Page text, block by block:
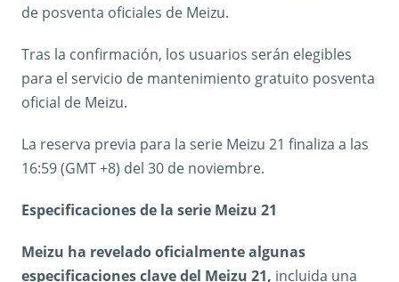
de posventa oficiales de Meizu.
Tras la confirmación, los usuarios serán elegibles
para el servicio de mantenimiento gratuito posventa
oficial de Meizu.
La reserva previa para la serie Meizu 21 finaliza a las
16:59 (GMT +8) del 30 de noviembre.
Especificaciones de la serie Meizu 21
Meizu ha revelado oficialmente algunas
especificaciones clave del Meizu 21, incluida una